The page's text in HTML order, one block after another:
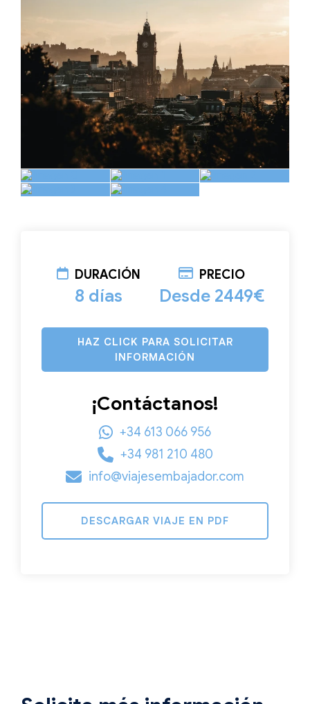
DURACIÓN
8 días
PRECIO
Desde 2449€
HAZ CLICK PARA SOLICITAR
INFORMACIÓN
¡Contáctanos!
+34 613 066 956
+34 981 210 480
info@viajesembajador.com
DESCARGAR VIAJE EN PDF